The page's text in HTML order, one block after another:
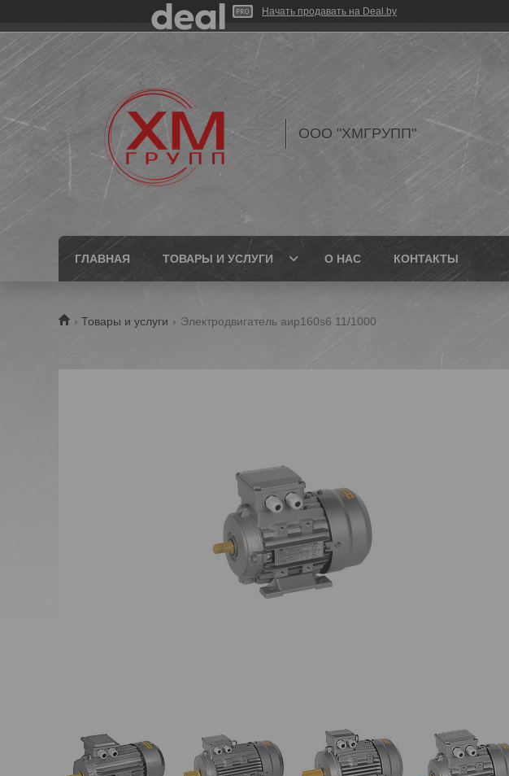
Начать продавать на Deal.by
ООО "ХМГРУПП"
ГЛАВНАЯ ТОВАРЫ И УСЛУГИ О НАС КОНТАКТЫ
Товары и услуги Электродвигатель аир160s6 11/1000